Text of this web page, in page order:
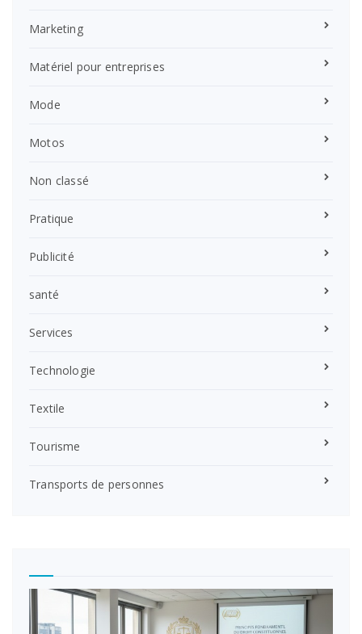
Marketing
Matériel pour entreprises
Mode
Motos
Non classé
Pratique
Publicité
santé
Services
Technologie
Textile
Tourisme
Transports de personnes